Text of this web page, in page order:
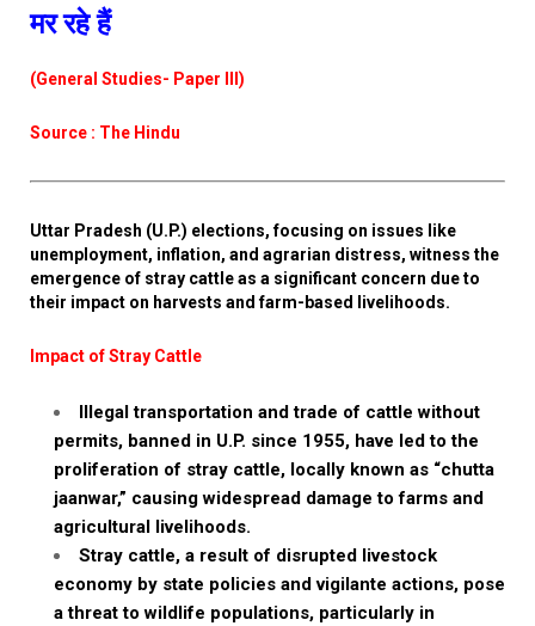
मर रहे हैं
(General Studies- Paper III)
Source : The Hindu
Uttar Pradesh (U.P.) elections, focusing on issues like
unemployment, inflation, and agrarian distress, witness the
emergence of stray cattle as a significant concern due to
their impact on harvests and farm-based livelihoods.
Impact of Stray Cattle
Illegal transportation and trade of cattle without
permits, banned in U.P. since 1955, have led to the
proliferation of stray cattle, locally known as “chutta
jaanwar,” causing widespread damage to farms and
agricultural livelihoods.
Stray cattle, a result of disrupted livestock
economy by state policies and vigilante actions, pose
a threat to wildlife populations, particularly in